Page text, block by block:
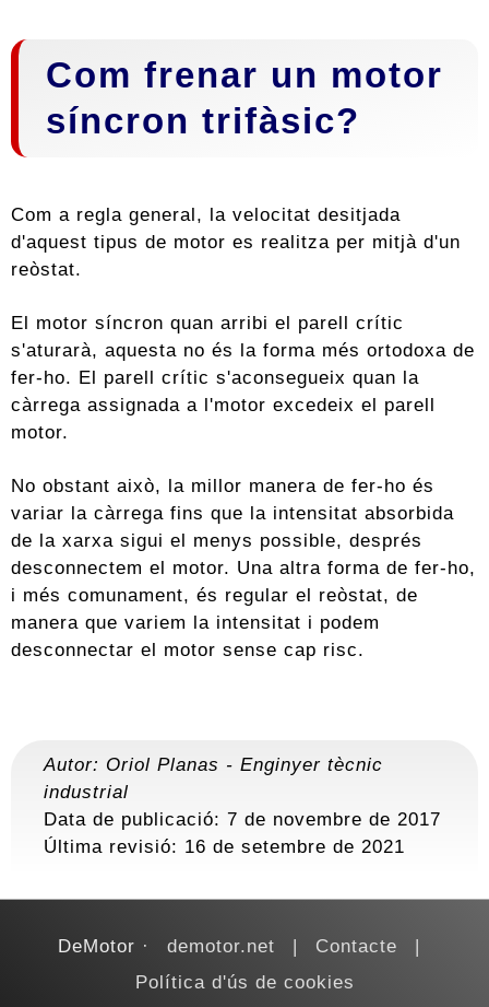
Com frenar un motor
síncron trifàsic?
Com a regla general, la velocitat desitjada
d'aquest tipus de motor es realitza per mitjà d'un
reòstat.
El motor síncron quan arribi el parell crític
s'aturarà, aquesta no és la forma més ortodoxa de
fer-ho. El parell crític s'aconsegueix quan la
càrrega assignada a l'motor excedeix el parell
motor.
No obstant això, la millor manera de fer-ho és
variar la càrrega fins que la intensitat absorbida
de la xarxa sigui el menys possible, després
desconnectem el motor. Una altra forma de fer-ho,
i més comunament, és regular el reòstat, de
manera que variem la intensitat i podem
desconnectar el motor sense cap risc.
Autor: Oriol Planas - Enginyer tècnic
industrial
Data de publicació: 7 de novembre de 2017
Última revisió: 16 de setembre de 2021
DeMotor demotor.net
Contacte
Política d'ús de cookies